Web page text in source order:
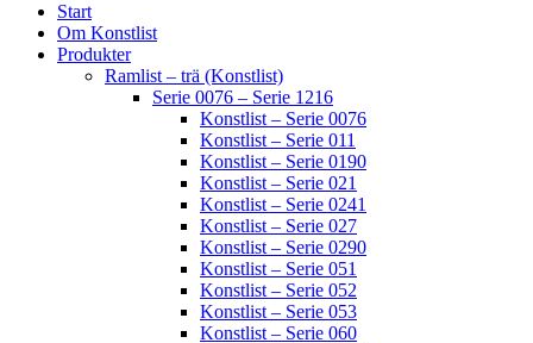
Start
Om Konstlist
Produkter
Ramlist – trä (Konstlist)
Serie 0076 – Serie 1216
Konstlist – Serie 0076
Konstlist – Serie 011
Konstlist – Serie 0190
Konstlist – Serie 021
Konstlist – Serie 0241
Konstlist – Serie 027
Konstlist – Serie 0290
Konstlist – Serie 051
Konstlist – Serie 052
Konstlist – Serie 053
Konstlist – Serie 060